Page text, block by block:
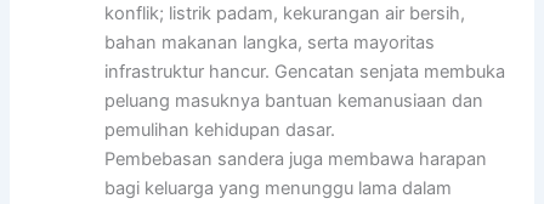
konflik; listrik padam, kekurangan air bersih,
bahan makanan langka, serta mayoritas
infrastruktur hancur. Gencatan senjata membuka
peluang masuknya bantuan kemanusiaan dan
pemulihan kehidupan dasar.
Pembebasan sandera juga membawa harapan
bagi keluarga yang menunggu lama dalam